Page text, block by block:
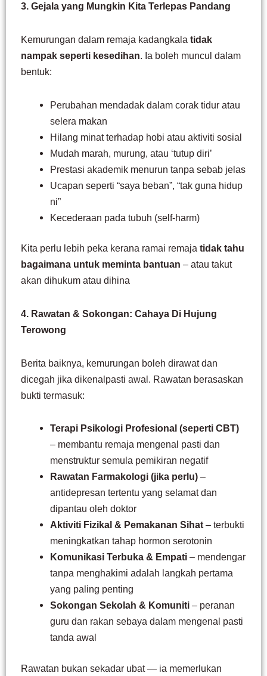
3. Gejala yang Mungkin Kita Terlepas Pandang
Kemurungan dalam remaja kadangkala tidak
nampak seperti kesedihan. Ia boleh muncul dalam
bentuk:
Perubahan mendadak dalam corak tidur atau
selera makan
Hilang minat terhadap hobi atau aktiviti sosial
Mudah marah, murung, atau ‘tutup diri’
Prestasi akademik menurun tanpa sebab jelas
Ucapan seperti “saya beban”, “tak guna hidup
ni”
Kecederaan pada tubuh (self-harm)
Kita perlu lebih peka kerana ramai remaja tidak tahu
bagaimana untuk meminta bantuan – atau takut
akan dihukum atau dihina
4. Rawatan & Sokongan: Cahaya Di Hujung
Terowong
Berita baiknya, kemurungan boleh dirawat dan
dicegah jika dikenalpasti awal. Rawatan berasaskan
bukti termasuk:
Terapi Psikologi Profesional (seperti CBT)
– membantu remaja mengenal pasti dan
menstruktur semula pemikiran negatif
Rawatan Farmakologi (jika perlu) –
antidepresan tertentu yang selamat dan
dipantau oleh doktor
Aktiviti Fizikal & Pemakanan Sihat – terbukti
meningkatkan tahap hormon serotonin
Komunikasi Terbuka & Empati – mendengar
tanpa menghakimi adalah langkah pertama
yang paling penting
Sokongan Sekolah & Komuniti – peranan
guru dan rakan sebaya dalam mengenal pasti
tanda awal
Rawatan bukan sekadar ubat — ia memerlukan